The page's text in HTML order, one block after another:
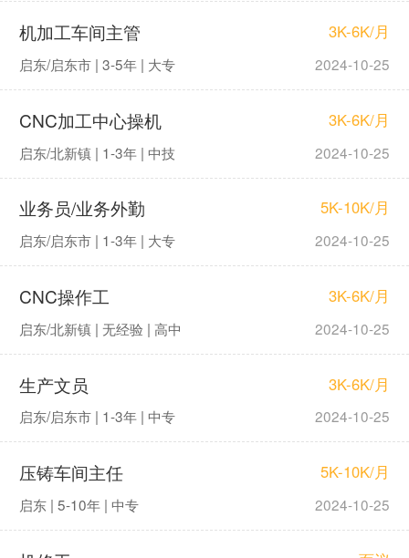
机加工车间主管 3K-6K/月
启东/启东市 | 3-5年 | 大专 2024-10-25
CNC加工中心操机 3K-6K/月
启东/北新镇 | 1-3年 | 中技 2024-10-25
业务员/业务外勤 5K-10K/月
启东/启东市 | 1-3年 | 大专 2024-10-25
CNC操作工 3K-6K/月
启东/北新镇 | 无经验 | 高中 2024-10-25
生产文员 3K-6K/月
启东/启东市 | 1-3年 | 中专 2024-10-25
压铸车间主任 5K-10K/月
启东 | 5-10年 | 中专 2024-10-25